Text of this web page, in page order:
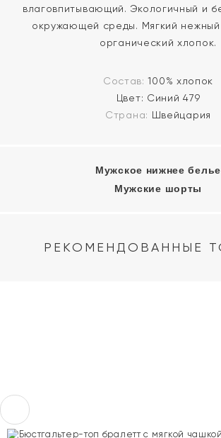
влаговпитывающий. Экологичный и
окружающей среды. Мягкий нежный
органический хлопок.
Состав:100% хлопок
Цвет: Синий 479
Страна: Швейцария
Мужское нижнее белье
Мужские шорты
РЕКОМЕНДОВАННЫЕ